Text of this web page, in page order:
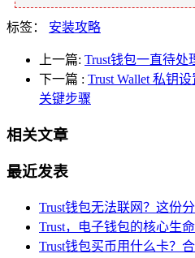
标签： 安装攻略
上一篇: Trust钱包一直待
下一篇 : Trust Wallet 私钥
关键步骤
相关文章
最近发表
Trust钱包无法联网？这份
Trust，电子钱包的核心生
Trust钱包买币用什么卡？